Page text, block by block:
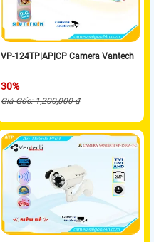
VP-124TP|AP|CP Camera Vantech
30%
Giá Gốc: 1,200,000 ₫